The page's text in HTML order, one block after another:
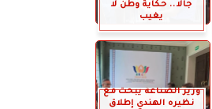
جالا.. حكاية وطن لا
يغيب
وزير الصناعة يبحث مع
نظيره الهندي إطلاق